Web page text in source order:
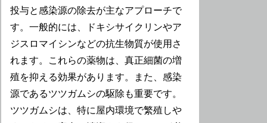
投与と感染源の除去が主なアプローチで
す。一般的には、ドキシサイクリンやア
ジスロマイシンなどの抗生物質が使用さ
れます。これらの薬物は、真正細菌の増
殖を抑える効果があります。また、感染
源であるツツガムシの駆除も重要です。
ツツガムシは、特に屋内環境で繁殖しや